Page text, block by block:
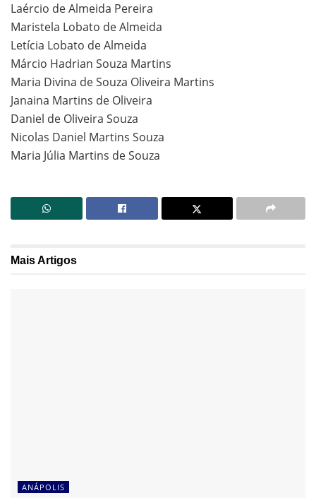
Laércio de Almeida Pereira
Maristela Lobato de Almeida
Letícia Lobato de Almeida
Márcio Hadrian Souza Martins
Maria Divina de Souza Oliveira Martins
Janaina Martins de Oliveira
Daniel de Oliveira Souza
Nicolas Daniel Martins Souza
Maria Júlia Martins de Souza
MaisArtigos
ANÁPOLIS